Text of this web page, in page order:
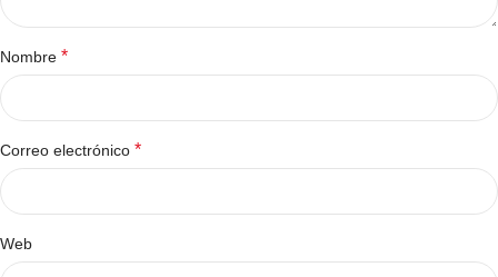
Nombre *
Correo electrónico *
Web